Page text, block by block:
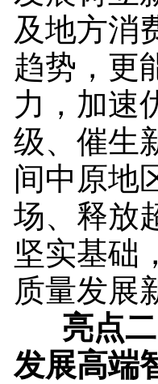
及地方消
趋势，更
力，加速
级、催生
间中原地
场、释放
坚实基础
质量发展
亮点
发展高端